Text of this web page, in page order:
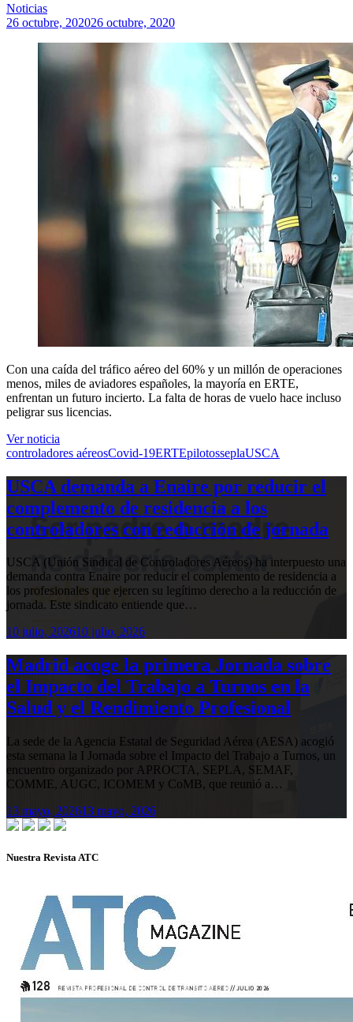
Noticias
26 octubre, 202026 octubre, 2020
Con una caída del tráfico aéreo del 60% y un millón de operaciones
menos, miles de aviadores españoles, la mayoría en ERTE,
enfrentan un futuro incierto. La falta de horas de vuelo hace incluso
peligrar sus licencias.
Ver noticia
controladores aéreosCovid-19ERTEpilotosseplaUSCA
USCA demanda a Enaire por reducir el
complemento de residencia a los
controladores con reducción de jornada
USCA (Unión Sindical de Controladores Aéreos) ha interpuesto una
demanda contra Enaire por reducir el complemento de residencia a
los profesionales que ejercen su legítimo derecho a la reducción de
jornada. Este sindicato entiende que…
10 julio, 202610 julio, 2026
Madrid acoge la primera Jornada sobre
el Impacto del Trabajo a Turnos en la
Salud y el Rendimiento Profesional
La sede de la Agencia Estatal de Seguridad Aérea (AESA) acogió
esta semana la I Jornada sobre el Impacto del Trabajo a Turnos, un
encuentro organizado por APROCTA, SEPLA, SEMAF,
COMME, AUGC, ICOMEM y CoMB, que reunió a…
13 mayo, 202613 mayo, 2026
Nuestra Revista ATC